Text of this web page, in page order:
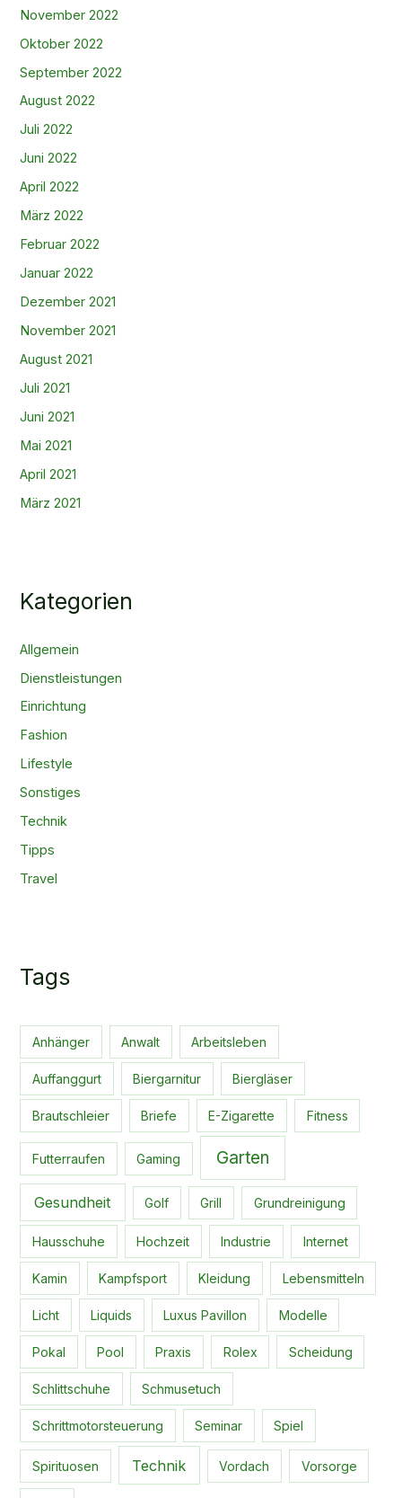
November 2022
Oktober 2022
September 2022
August 2022
Juli 2022
Juni 2022
April 2022
März 2022
Februar 2022
Januar 2022
Dezember 2021
November 2021
August 2021
Juli 2021
Juni 2021
Mai 2021
April 2021
März 2021
Kategorien
Allgemein
Dienstleistungen
Einrichtung
Fashion
Lifestyle
Sonstiges
Technik
Tipps
Travel
Tags
Anhänger Anwalt Arbeitsleben
Auffanggurt Biergarnitur Biergläser
Brautschleier Briefe E-Zigarette Fitness
Futterraufen Gaming Garten
Gesundheit Golf Grill Grundreinigung
Hausschuhe Hochzeit Industrie Internet
Kamin Kampfsport Kleidung Lebensmitteln
Licht Liquids Luxus Pavillon Modelle
Pokal Pool Praxis Rolex Scheidung
Schlittschuhe Schmusetuch
Schrittmotorsteuerung Seminar Spiel
Spirituosen Technik Vordach Vorsorge